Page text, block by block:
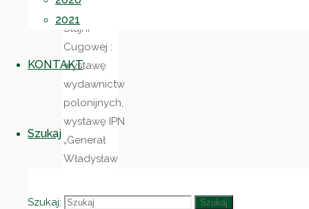
2021
KONTAKT
Szukaj
Szukaj: Szukaj
Stajni
Cugowej :
wystawę
wydawnictw
polonijnych,
wystawę IPN
„Generał
Władysław
Polityk